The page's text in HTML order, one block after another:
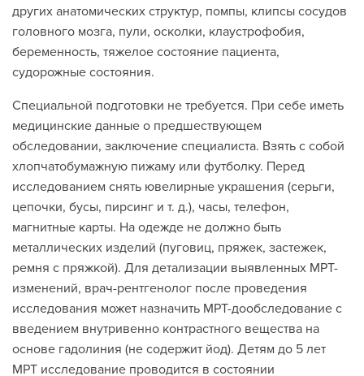
других анатомических структур, помпы, клипсы сосудов
головного мозга, пули, осколки, клаустрофобия,
беременность, тяжелое состояние пациента,
судорожные состояния.
Специальной подготовки не требуется. При себе иметь
медицинские данные о предшествующем
обследовании, заключение специалиста. Взять с собой
хлопчатобумажную пижаму или футболку. Перед
исследованием снять ювелирные украшения (серьги,
цепочки, бусы, пирсинг и т. д.), часы, телефон,
магнитные карты. На одежде не должно быть
металлических изделий (пуговиц, пряжек, застежек,
ремня с пряжкой). Для детализации выявленных МРТ-
изменений, врач-рентгенолог после проведения
исследования может назначить МРТ-дообследование с
введением внутривенно контрастного вещества на
основе гадолиния (не содержит йод). Детям до 5 лет
МРТ исследование проводится в состоянии